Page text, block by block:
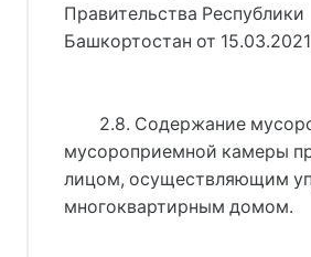
Правительства Республики
Башкортостан от
2.8. Содержание
мусороприемной камеры
лицом, осуществляющим
многоквартирным домом.